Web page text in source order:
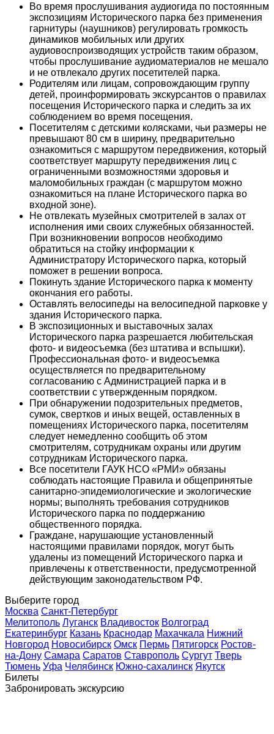
Во время прослушивания аудиогида по постоянным
экспозициям Исторического парка без применения
гарнитуры (наушников) регулировать громкость
динамиков мобильных или других
аудиовоспроизводящих устройств таким образом,
чтобы прослушивание аудиоматериалов не мешало
и не отвлекало других посетителей парка.
Родителям или лицам, сопровождающим группу
детей, проинформировать экскурсантов о правилах
посещения Исторического парка и следить за их
соблюдением во время посещения.
Посетителям с детскими колясками, чьи размеры не
превышают 80 см в ширину, предварительно
ознакомиться с маршрутом передвижения, который
соответствует маршруту передвижения лиц с
ограниченными возможностями здоровья и
маломобильных граждан (с маршрутом можно
ознакомиться на плане Исторического парка во
входной зоне).
Не отвлекать музейных смотрителей в залах от
исполнения ими своих служебных обязанностей.
При возникновении вопросов необходимо
обратиться на стойку информации к
Администратору Исторического парка, который
поможет в решении вопроса.
Покинуть здание Исторического парка к моменту
окончания его работы.
Оставлять велосипеды на велосипедной парковке у
здания Исторического парка.
В экспозиционных и выставочных залах
Исторического парка разрешается любительская
фото- и видеосъемка (без штатива и вспышки).
Профессиональная фото- и видеосъемка
осуществляется по предварительному
согласованию с Администрацией парка и в
соответствии с утвержденным порядком.
При обнаружении подозрительных предметов,
сумок, свертков и иных вещей, оставленных в
помещениях Исторического парка, посетителям
следует немедленно сообщить об этом
смотрителям, сотрудникам охраны или другим
сотрудникам Исторического парка.
Все посетители ГАУК НСО «РМИ» обязаны
соблюдать настоящие Правила и общепринятые
санитарно-эпидемиологические и экологические
нормы; выполнять требования сотрудников
Исторического парка по поддержанию
общественного порядка.
Граждане, нарушающие установленный
настоящими правилами порядок, могут быть
удалены из помещений Исторического парка и
привлечены к ответственности, предусмотренной
действующим законодательством РФ.
Выберите город
Москва Санкт-Петербург
Мелитополь Луганск Владивосток Волгоград
Екатеринбург Казань Краснодар Махачкала Нижний
Новгород Новосибирск Омск Пермь Пятигорск Ростов-
на-Дону Самара Саратов Ставрополь Сургут Тверь
Тюмень Уфа Челябинск Южно-сахалинск Якутск
Билеты
Забронировать экскурсию